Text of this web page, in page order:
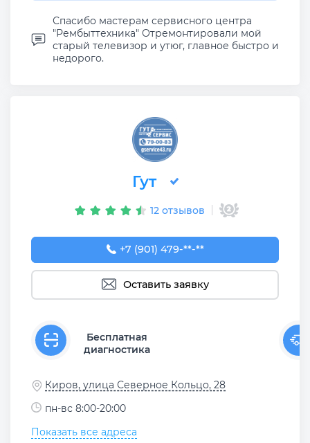
Спасибо мастерам сервисного центра
"Рембыттехника" Отремонтировали мой
старый телевизор и утюг, главное быстро и
недорого.
Гут
12 отзывов
+7 (901) 479-00-83
+7 (901) 479-**-**
Оставить заявку
Бесплатная
диагностика
Киров, улица Северное Кольцо, 28
пн-вс 8:00-20:00
Показать все адреса